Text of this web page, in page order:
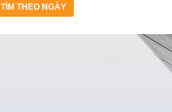
TÌM THEO NGÀY